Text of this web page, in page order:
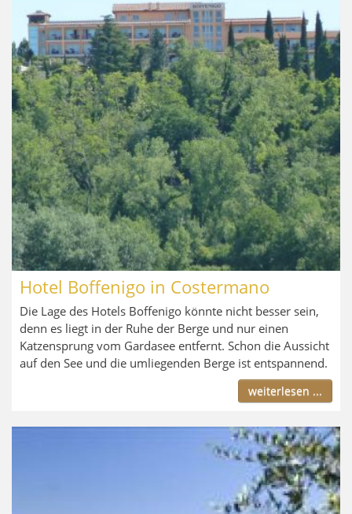
Hotel Boffenigo in Costermano
Die Lage des Hotels Boffenigo könnte nicht besser sein,
denn es liegt in der Ruhe der Berge und nur einen
Katzensprung vom Gardasee entfernt. Schon die Aussicht
auf den See und die umliegenden Berge ist entspannend.
weiterlesen ...